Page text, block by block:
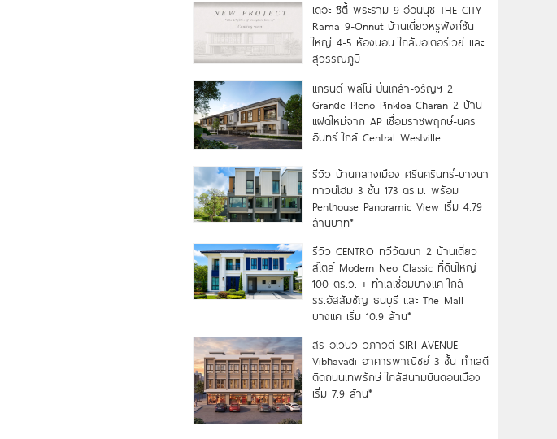
เดอะ ซิตี้ พระราม 9-อ่อนนุช THE CITY
Rama 9-Onnut บ้านเดี่ยวหรูฟังก์ชัน
ใหญ่ 4-5 ห้องนอน ใกล้มอเตอร์เวย์ และ
สุวรรณภูมิ
แกรนด์ พลีโน่ ปิ่นเกล้า-จรัญฯ 2
Grande Pleno Pinkloa-Charan 2 บ้าน
แฝดใหม่จาก AP เชื่อมราชพฤกษ์-นคร
อินทร์ ใกล้ Central Westville
รีวิว บ้านกลางเมือง ศรีนครินทร์-บางนา
ทาวน์โฮม 3 ชั้น 173 ตร.ม. พร้อม
Penthouse Panoramic View เริ่ม 4.79
ล้านบาท*
รีวิว CENTRO ทวีวัฒนา 2 บ้านเดี่ยว
สไตล์ Modern Neo Classic ที่ดินใหญ่
100 ตร.ว. + ทำเลเชื่อมบางแค ใกล้
รร.อัสสัมชัญ ธนบุรี และ The Mall
บางแค เริ่ม 10.9 ล้าน*
สิริ อเวนิว วิภาวดี SIRI AVENUE
Vibhavadi อาคารพาณิชย์ 3 ชั้น ทำเลดี
ติดถนนเทพรักษ์ ใกล้สนามบินดอนเมือง
เริ่ม 7.9 ล้าน*